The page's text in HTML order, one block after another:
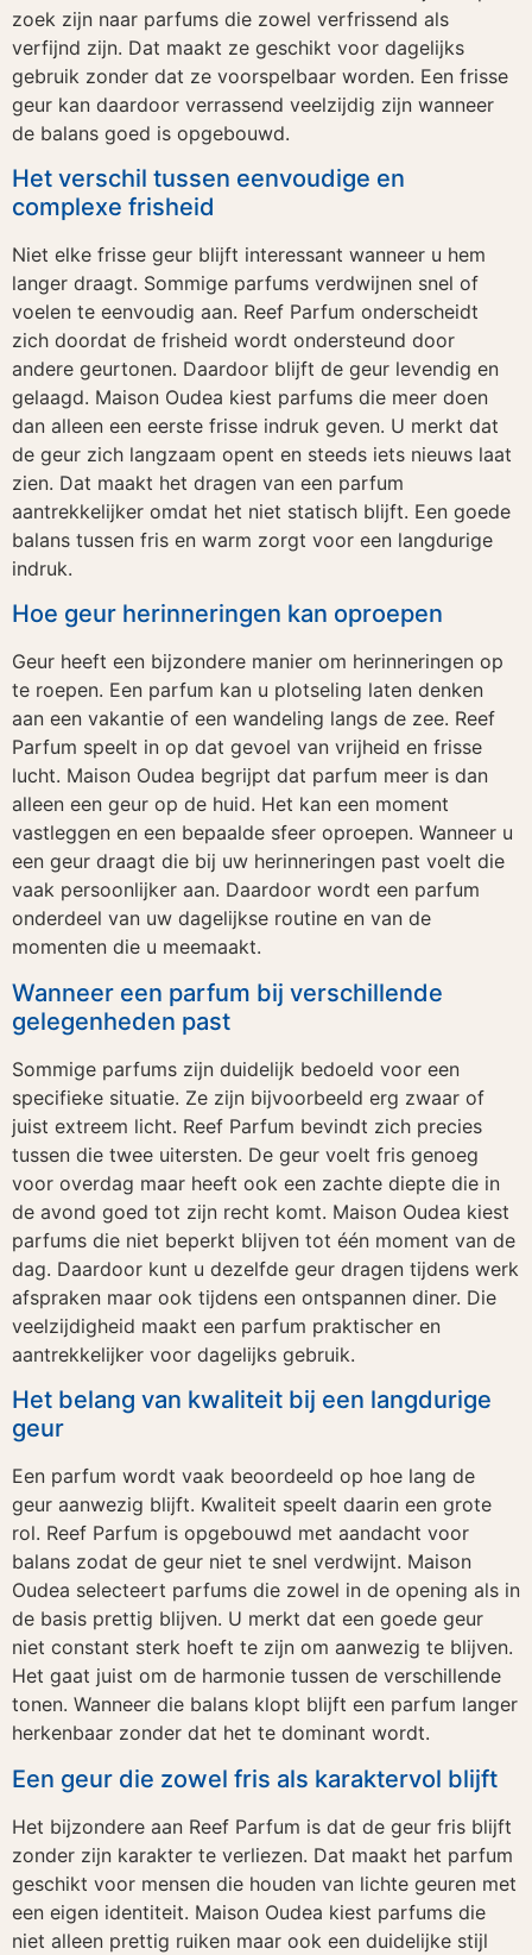
zoek zijn naar parfums die zowel verfrissend als
verfijnd zijn. Dat maakt ze geschikt voor dagelijks
gebruik zonder dat ze voorspelbaar worden. Een frisse
geur kan daardoor verrassend veelzijdig zijn wanneer
de balans goed is opgebouwd.
Het verschil tussen eenvoudige en
complexe frisheid
Niet elke frisse geur blijft interessant wanneer u hem
langer draagt. Sommige parfums verdwijnen snel of
voelen te eenvoudig aan. Reef Parfum onderscheidt
zich doordat de frisheid wordt ondersteund door
andere geurtonen. Daardoor blijft de geur levendig en
gelaagd. Maison Oudea kiest parfums die meer doen
dan alleen een eerste frisse indruk geven. U merkt dat
de geur zich langzaam opent en steeds iets nieuws laat
zien. Dat maakt het dragen van een parfum
aantrekkelijker omdat het niet statisch blijft. Een goede
balans tussen fris en warm zorgt voor een langdurige
indruk.
Hoe geur herinneringen kan oproepen
Geur heeft een bijzondere manier om herinneringen op
te roepen. Een parfum kan u plotseling laten denken
aan een vakantie of een wandeling langs de zee. Reef
Parfum speelt in op dat gevoel van vrijheid en frisse
lucht. Maison Oudea begrijpt dat parfum meer is dan
alleen een geur op de huid. Het kan een moment
vastleggen en een bepaalde sfeer oproepen. Wanneer u
een geur draagt die bij uw herinneringen past voelt die
vaak persoonlijker aan. Daardoor wordt een parfum
onderdeel van uw dagelijkse routine en van de
momenten die u meemaakt.
Wanneer een parfum bij verschillende
gelegenheden past
Sommige parfums zijn duidelijk bedoeld voor een
specifieke situatie. Ze zijn bijvoorbeeld erg zwaar of
juist extreem licht. Reef Parfum bevindt zich precies
tussen die twee uitersten. De geur voelt fris genoeg
voor overdag maar heeft ook een zachte diepte die in
de avond goed tot zijn recht komt. Maison Oudea kiest
parfums die niet beperkt blijven tot één moment van de
dag. Daardoor kunt u dezelfde geur dragen tijdens werk
afspraken maar ook tijdens een ontspannen diner. Die
veelzijdigheid maakt een parfum praktischer en
aantrekkelijker voor dagelijks gebruik.
Het belang van kwaliteit bij een langdurige
geur
Een parfum wordt vaak beoordeeld op hoe lang de
geur aanwezig blijft. Kwaliteit speelt daarin een grote
rol. Reef Parfum is opgebouwd met aandacht voor
balans zodat de geur niet te snel verdwijnt. Maison
Oudea selecteert parfums die zowel in de opening als in
de basis prettig blijven. U merkt dat een goede geur
niet constant sterk hoeft te zijn om aanwezig te blijven.
Het gaat juist om de harmonie tussen de verschillende
tonen. Wanneer die balans klopt blijft een parfum langer
herkenbaar zonder dat het te dominant wordt.
Een geur die zowel fris als karaktervol blijft
Het bijzondere aan Reef Parfum is dat de geur fris blijft
zonder zijn karakter te verliezen. Dat maakt het parfum
geschikt voor mensen die houden van lichte geuren met
een eigen identiteit. Maison Oudea kiest parfums die
niet alleen prettig ruiken maar ook een duidelijke stijl